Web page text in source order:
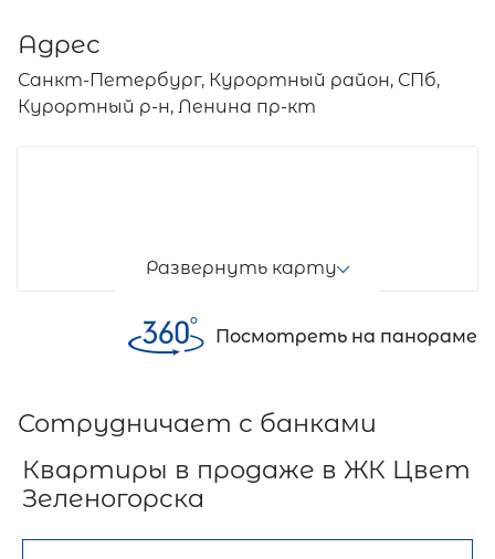
Адрес
Санкт-Петербург, Курортный район, СПб,
Курортный р-н, Ленина пр-кт
Развернуть карту
Посмотреть на панораме
Сотрудничает с банками
Квартиры в продаже в ЖК Цвет
Зеленогорска